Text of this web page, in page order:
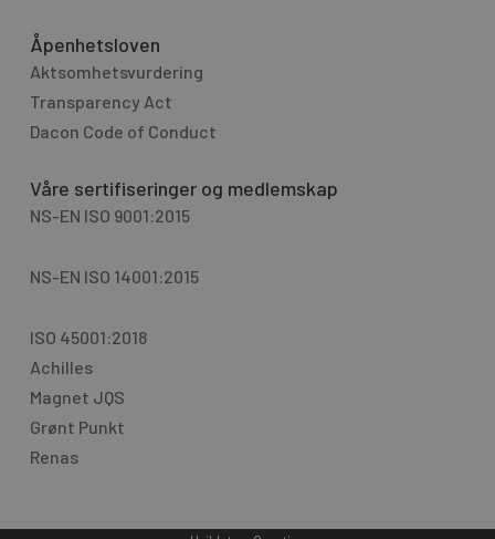
Åpenhetsloven
Aktsomhetsvurdering
Transparency Act
Dacon Code of Conduct
Våre sertifiseringer og medlemskap
NS-EN ISO 9001:2015
NS-EN ISO 14001:2015
ISO 45001:2018
Achilles
Magnet JQS
Grønt Punkt
Renas